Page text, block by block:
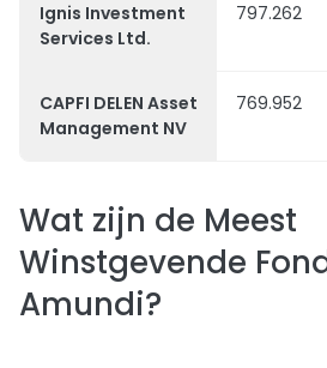
Ignis Investment
Services Ltd.
797.262
CAPFI DELEN Asset
Management NV
769.952
Wat zijn de Meest
Winstgevende
Amundi?